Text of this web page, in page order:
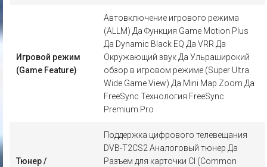
Игровой режим
(Game Feature)
Автовключение игрового режима
(ALLM) Да Функция Game Motion Plus
Да Dynamic Black EQ Да VRR Да
Окружающий звук Да Ульраширокий
обзор в игровом режиме (Super Ultra
Wide Game View) Да Mini Map Zoom Да
FreeSync Технология FreeSync
Premium Pro
Тюнер /
Поддержка цифрового телевещания
DVB-T2CS2 Аналоговый тюнер Да
Разъем для карточки CI (Common